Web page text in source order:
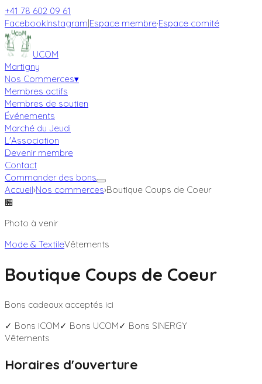
+41 78 602 09 61
FacebookInstagram|Espace membre·Espace comité
UCOM
Martigny
Nos Commerces▾
Membres actifs
Membres de soutien
Événements
Marché du Jeudi
L'Association
Devenir membre
Contact
Commander des bons
Accueil›Nos commerces›Boutique Coups de Coeur
🏪
Photo à venir
Mode & TextileVêtements
Boutique Coups de Coeur
Bons cadeaux acceptés ici
✓ Bons iCOM✓ Bons UCOM✓ Bons SINERGY
Vêtements
Horaires d'ouverture